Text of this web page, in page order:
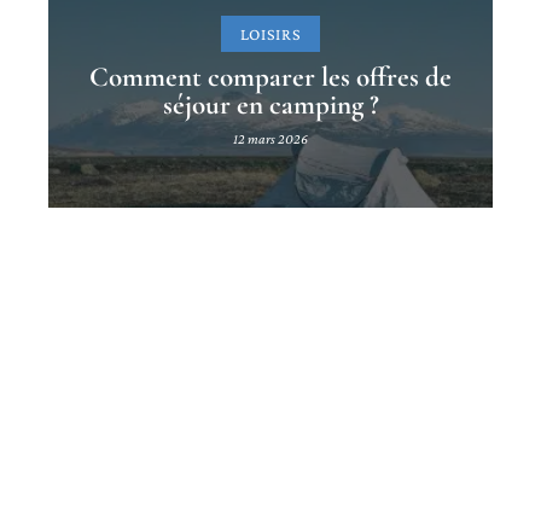
LOISIRS
Comment comparer les offres de
séjour en camping ?
12 mars 2026